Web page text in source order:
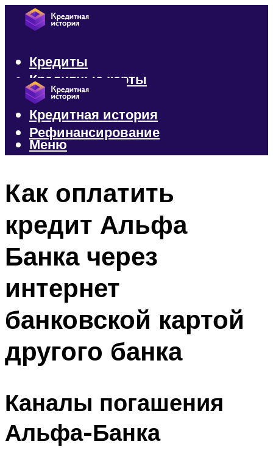
Кредиты
Кредитные карты
Микрозаймы
Кредитная история
Рефинансирование
Меню
Как оплатить
кредит Альфа
Банка через
интернет
банковской картой
другого банка
Каналы погашения
Альфа-Банка